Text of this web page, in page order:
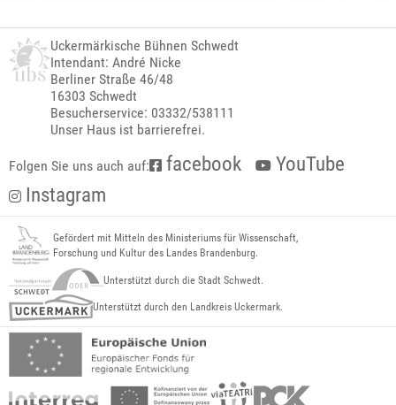
Uckermärkische Bühnen Schwedt
Intendant: André Nicke
Berliner Straße 46/48
16303 Schwedt
Besucherservice: 03332/538111
Unser Haus ist barrierefrei.
Folgen Sie uns auch auf: facebook
YouTube
Instagram
Gefördert mit Mitteln des Ministeriums für Wissenschaft,
Forschung und Kultur des Landes Brandenburg.
Unterstützt durch die Stadt Schwedt.
Unterstützt durch den Landkreis Uckermark.